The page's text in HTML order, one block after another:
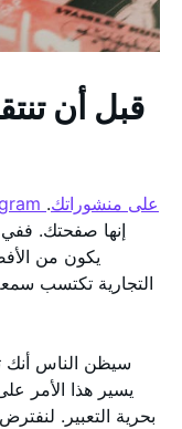
قبل أن
تعليقاتInstagram على منشوراتك.
إنها صفحتك. ففي
يكون من
التجارية تكتسب
سيظن الناس أنك
يسير هذا الأمر
بحرية التعبير.